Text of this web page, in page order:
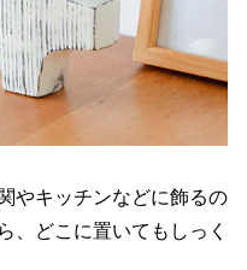
やキッチンなどに飾るの
、どこに置いてもしっく